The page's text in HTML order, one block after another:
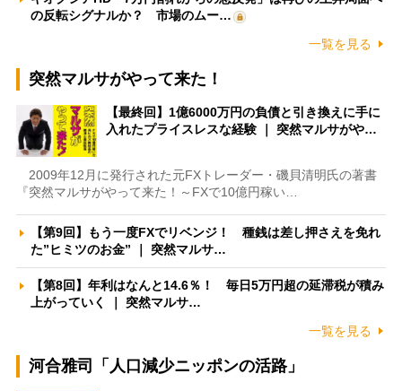
の反転シグナルか？ 市場のムー…
一覧を見る
突然マルサがやって来た！
【最終回】1億6000万円の負債と引き換えに手に
入れたプライスレスな経験 ｜ 突然マルサがや…
2009年12月に発行された元FXトレーダー・磯貝清明氏の著書
『突然マルサがやって来た！～FXで10億円稼い…
【第9回】もう一度FXでリベンジ！ 種銭は差し押さえを免れ
た”ヒミツのお金” ｜ 突然マルサ…
【第8回】年利はなんと14.6％！ 毎日5万円超の延滞税が積み
上がっていく ｜ 突然マルサ…
一覧を見る
河合雅司「人口減少ニッポンの活路」